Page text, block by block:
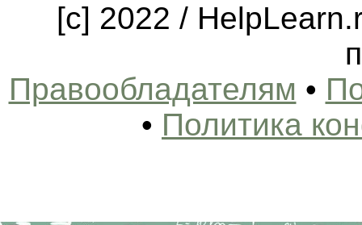
[c] 2022 /
Правообладателям •
• Политика